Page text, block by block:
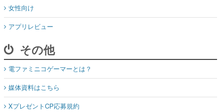
女性向け
アプリレビュー
その他
電ファミニコゲーマーとは？
媒体資料はこちら
XプレゼントCP応募規約